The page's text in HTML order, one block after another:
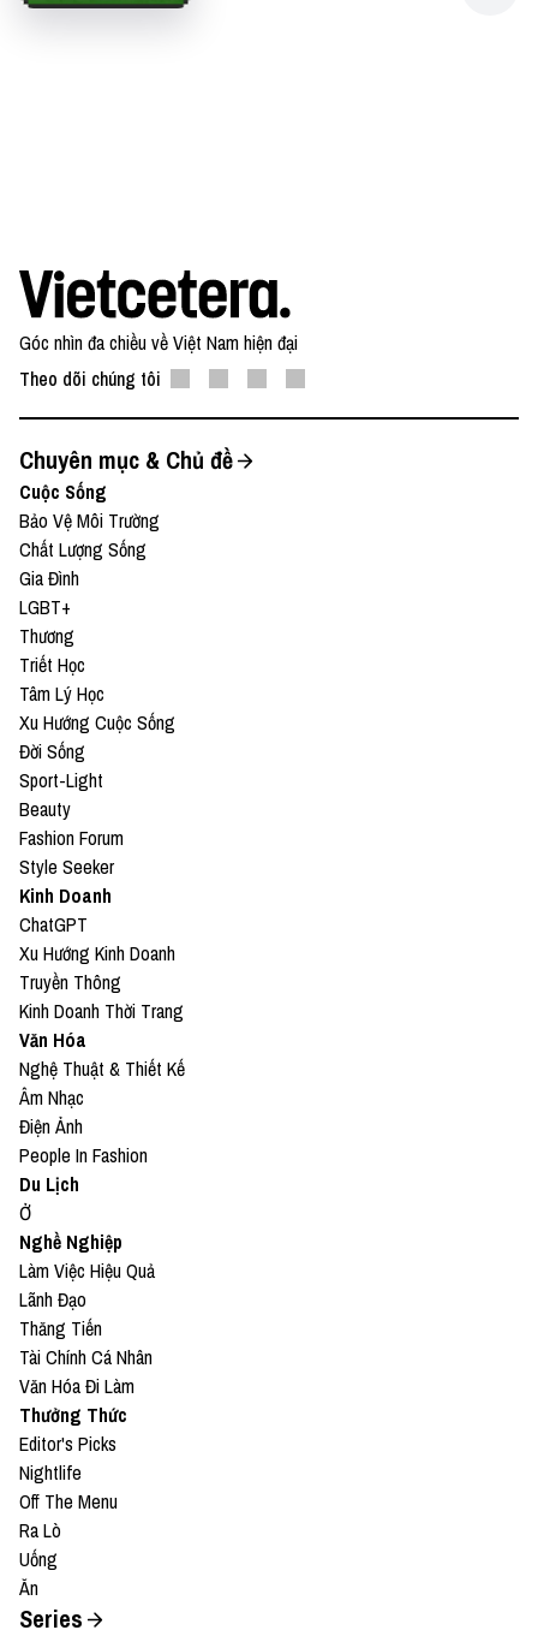
Góc nhìn đa chiều về Việt Nam hiện đại
Theo dõi chúng tôi
Chuyên mục & Chủ đề
Cuộc Sống
Bảo Vệ Môi Trường
Chất Lượng Sống
Gia Đình
LGBT+
Thương
Triết Học
Tâm Lý Học
Xu Hướng Cuộc Sống
Đời Sống
Sport-Light
Beauty
Fashion Forum
Style Seeker
Kinh Doanh
ChatGPT
Xu Hướng Kinh Doanh
Truyền Thông
Kinh Doanh Thời Trang
Văn Hóa
Nghệ Thuật & Thiết Kế
Âm Nhạc
Điện Ảnh
People In Fashion
Du Lịch
Ở
Nghề Nghiệp
Làm Việc Hiệu Quả
Lãnh Đạo
Thăng Tiến
Tài Chính Cá Nhân
Văn Hóa Đi Làm
Thưởng Thức
Editor's Picks
Nightlife
Off The Menu
Ra Lò
Uống
Ăn
Series